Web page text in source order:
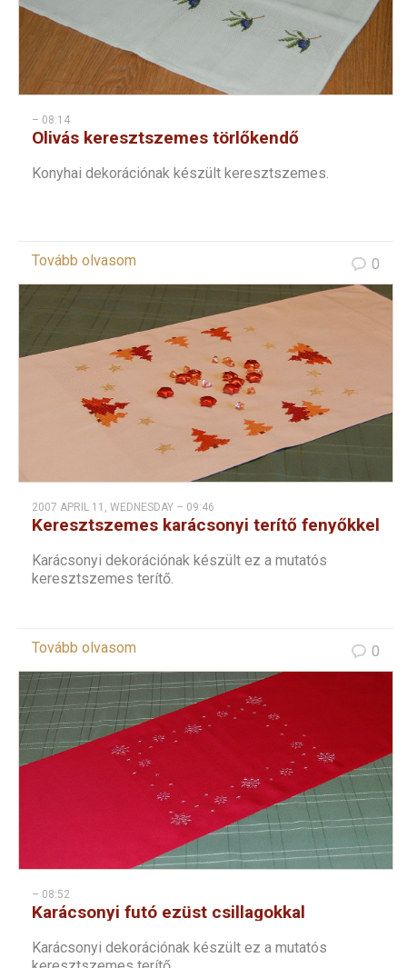
– 08:14
Olivás keresztszemes törlőkendő
Konyhai dekorációnak készült keresztszemes.
Tovább olvasom 0
2007 APRIL 11, WEDNESDAY – 09:46
Keresztszemes karácsonyi terítő fenyőkkel
Karácsonyi dekorációnak készült ez a mutatós
keresztszemes terítő.
Tovább olvasom 0
– 08:52
Karácsonyi futó ezüst csillagokkal
Karácsonyi dekorációnak készült ez a mutatós